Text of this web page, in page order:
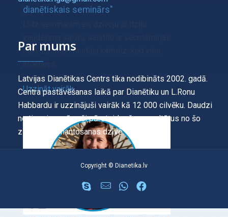
dianētiskais seminārs"
nāvi. Es stipri raudāju katrreiz, kad viņu
atcerējos.
Uzzināt vairāk
Par mums
Latvijas Dianētikas Centrs tika nodibināts 2002. gadā.
Centra pastāvēšanas laikā par Dianētiku un L.Ronu
Habbardu ir uzzinājuši vairāk kā 12 000 cilvēku. Daudzi
no tiem ir saņēmuši pārsteidzošus rezultātus no šo
zināšanu izmantošanas dzīvē.
Copyright © Dianetika.lv